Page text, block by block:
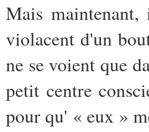
Mais
violacent d'un
ne se voient que
petit centre
pour qu' « eux »